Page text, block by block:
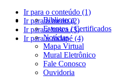
Ir para o conteúdo (1)
Ir para o menu (2)
Ir para a busca (3)
Ir para o rodapé (4)
Biblioteca
Eventos / Certificados
Notícias
Mapa Virtual
Mural Eletrônico
Fale Conosco
Ouvidoria